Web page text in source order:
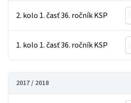
2. kolo 1. časť 36. ročník KSP
1. kolo 1. časť 36. ročník KSP
2017 / 2018